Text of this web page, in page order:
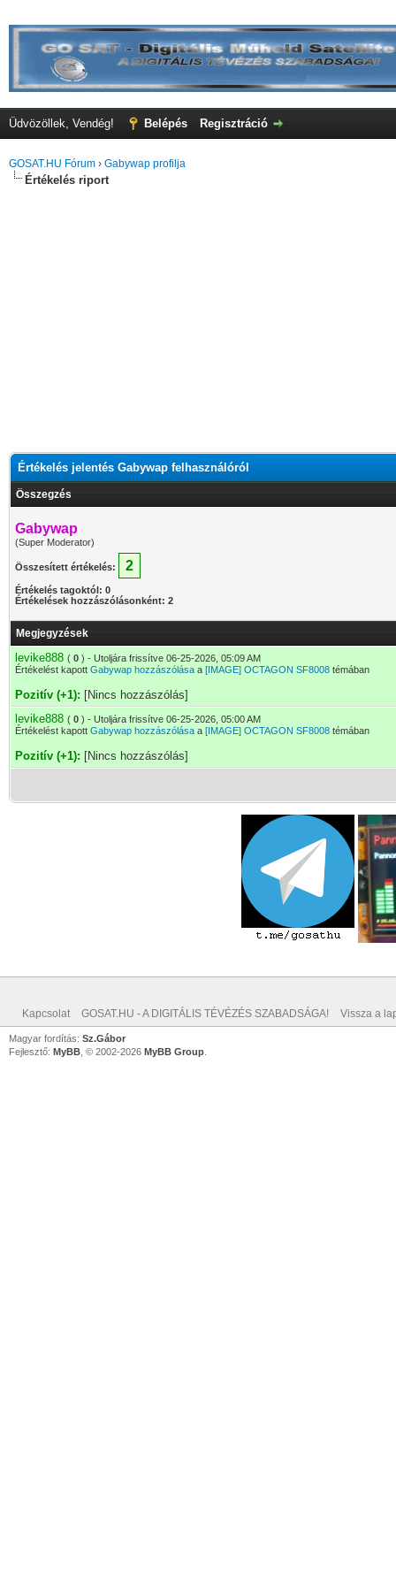
Üdvözöllek, Vendég! Belépés Regisztráció
GOSAT.HU Fórum › Gabywap profilja
Értékelés riport
Értékelés jelentés Gabywap felhasználóról
Összegzés
Gabywap
(Super Moderator)
Összesített értékelés: 2
Értékelés tagoktól: 0
Értékelések hozzászólásonként: 2
Megjegyzések
levike888 ( 0 ) - Utoljára frissítve 06-25-2026, 05:09 AM
Értékelést kapott Gabywap hozzászólása a [IMAGE] OCTAGON SF8008 témában
Pozitív (+1): [Nincs hozzászólás]
levike888 ( 0 ) - Utoljára frissítve 06-25-2026, 05:00 AM
Értékelést kapott Gabywap hozzászólása a [IMAGE] OCTAGON SF8008 témában
Pozitív (+1): [Nincs hozzászólás]
Kapcsolat GOSAT.HU - A DIGITÁLIS TÉVÉZÉS SZABADSÁGA! Vissza a
Magyar fordítás: Sz.Gábor
Fejlesztő: MyBB , © 2002-2026 MyBB Group